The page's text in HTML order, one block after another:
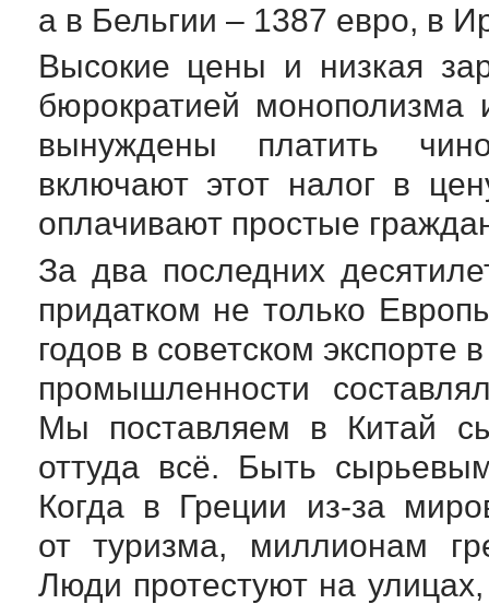
а в Бельгии – 1387 евро, в
Высокие цены и низкая
бюрократией монополизма
вынуждены платить
включают этот налог в
оплачивают простые
За два последних
придатком не только
годов в советском
промышленности
Мы поставляем в Китай
оттуда всё. Быть
Когда в Греции из-за
от туризма, миллионам
Люди протестуют на